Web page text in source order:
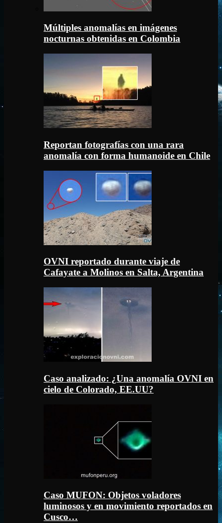
Múltiples anomalías en imágenes
nocturnas obtenidas en Colombia
Reportan fotografías con una rara
anomalía con forma humanoide en Chile
OVNI reportado durante viaje de
Cafayate a Molinos en Salta, Argentina
Caso analizado: ¿Una anomalía OVNI en
cielo de Colorado, EE.UU?
Caso MUFON: Objetos voladores
luminosos y en movimiento reportados en
Cusco…